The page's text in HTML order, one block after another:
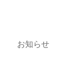
お知らせ